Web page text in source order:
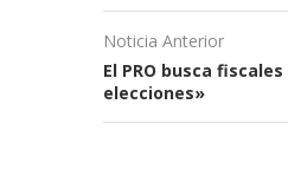
Noticia Anterior
El PRO busca
elecciones»